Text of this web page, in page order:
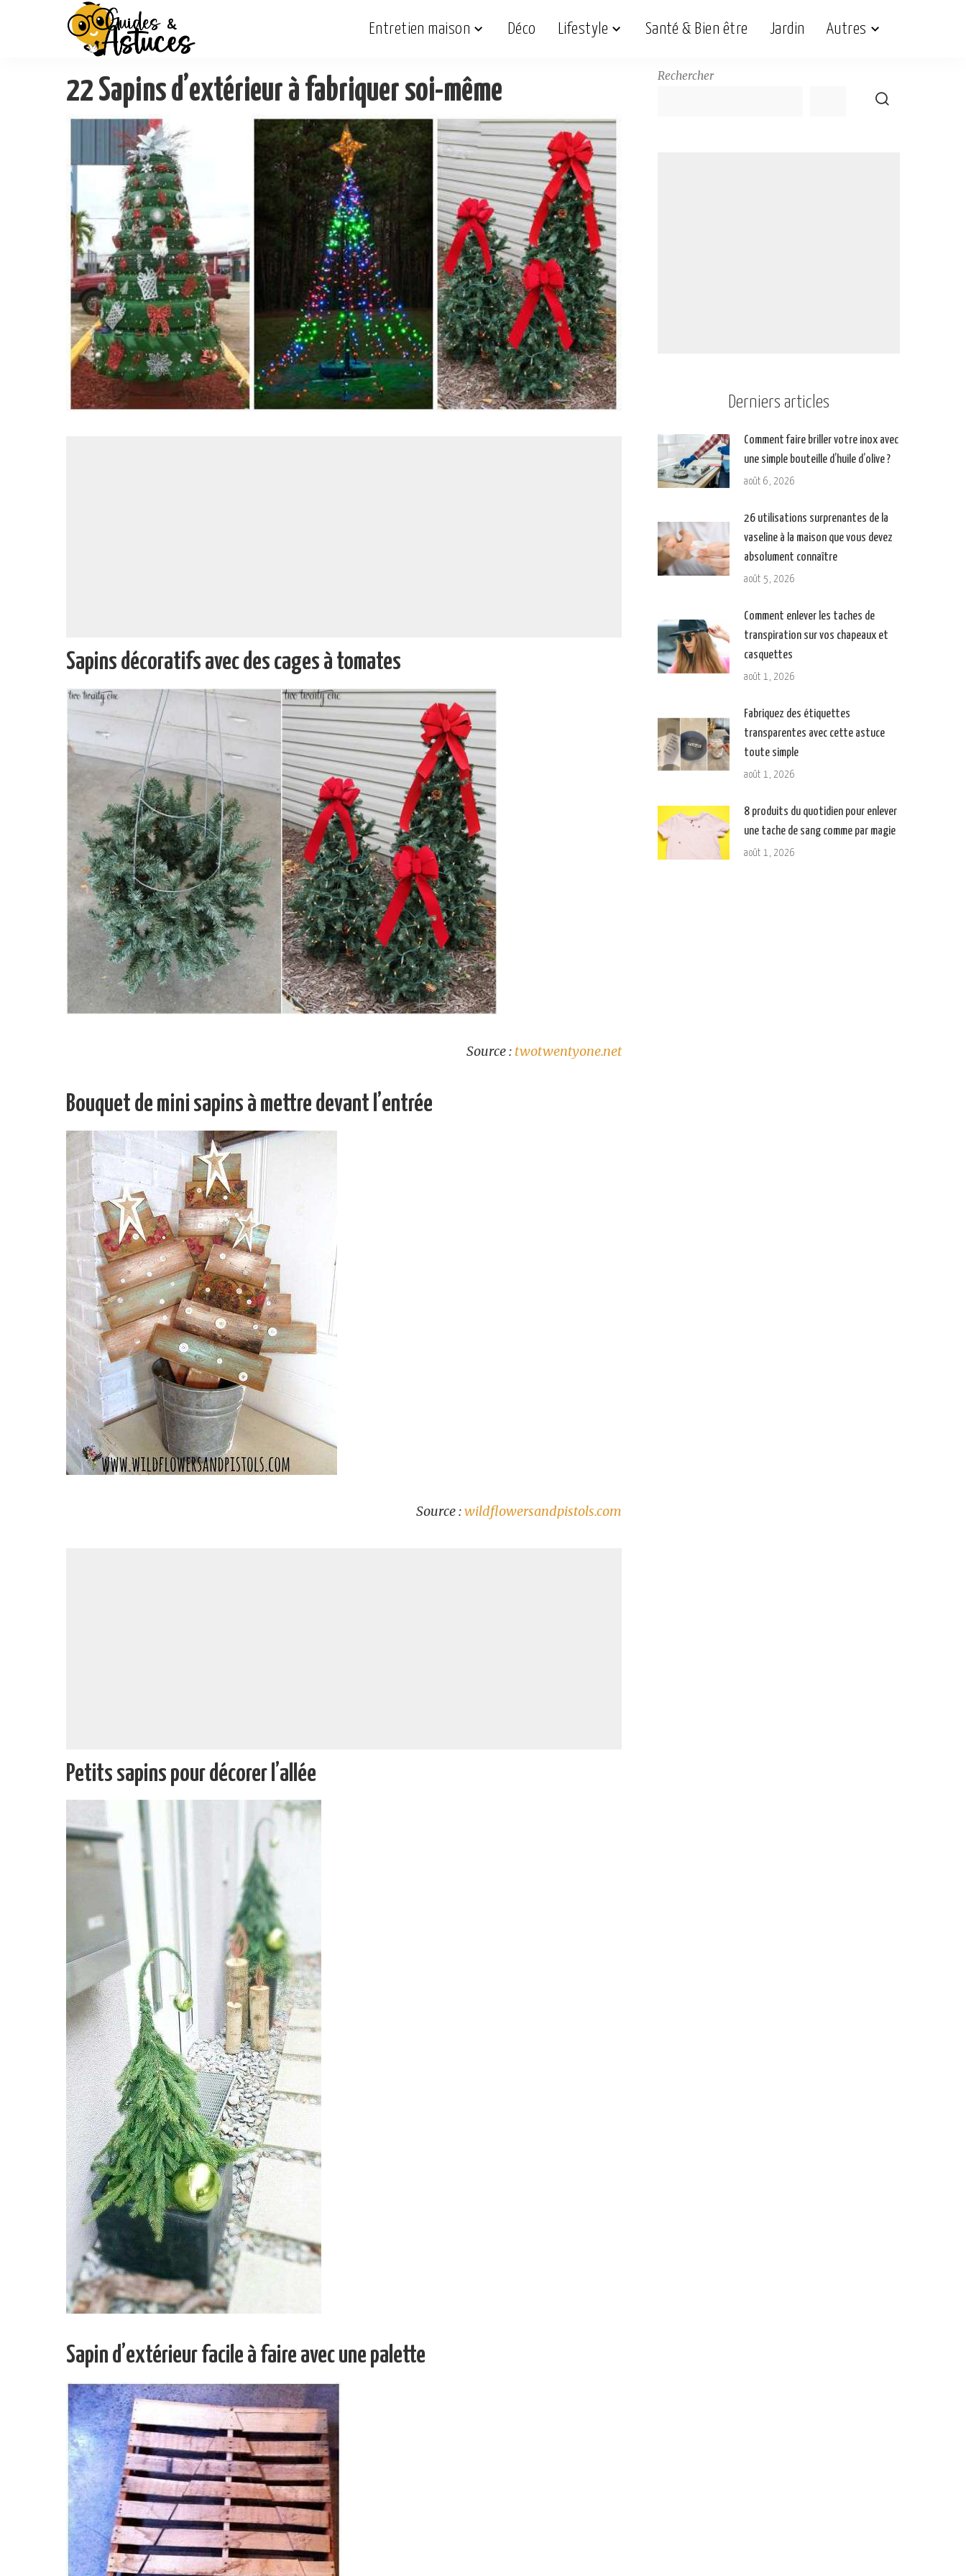
Entretien maison Déco Lifestyle Santé & Bien être Jardin Autres
22 Sapins d’extérieur à fabriquer soi-même
Sapins décoratifs avec des cages à tomates
Source : twotwentyone.net
Bouquet de mini sapins à mettre devant l’entrée
Source :wildflowersandpistols.com
Petits sapins pour décorer l’allée
Sapin d’extérieur facile à faire avec une palette
Rechercher
Derniers articles
Comment faire briller votre inox avec
une simple bouteille d’huile d’olive ?
août 6, 2026
26 utilisations surprenantes de la
vaseline à la maison que vous devez
absolument connaître
août 5, 2026
Comment enlever les taches de
transpiration sur vos chapeaux et
casquettes
août 1, 2026
Fabriquez des étiquettes
transparentes avec cette astuce
toute simple
août 1, 2026
8 produits du quotidien pour enlever
une tache de sang comme par magie
août 1, 2026